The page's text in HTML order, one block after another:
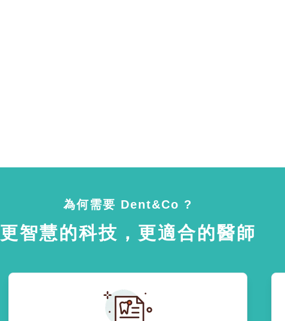
為何需要 Dent&Co ?
更智慧的科技，更適合的醫師